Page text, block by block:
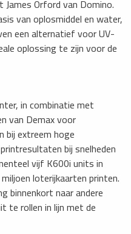
Orford van Domino.
van oplosmiddel en water,
een alternatief voor UV-
oplossing te zijn voor de
in combinatie met
van Demax voor
bij extreem hoge
bij snelheden
vijf K600i units in
loterijkaarten printen.
binnenkort naar andere
te rollen in lijn met de